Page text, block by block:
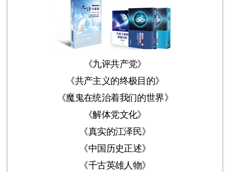
《九评共产党》
《共产主义的终极目的》
《魔鬼在统治着我们的世界》
《解体党文化》
《真实的江泽民》
《中国历史正述》
《千古英雄人物》